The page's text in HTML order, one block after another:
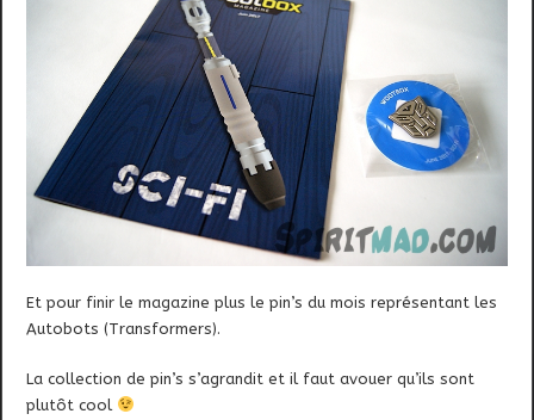
Et pour finir le magazine plus le pin’s du mois représentant les
Autobots (Transformers).
La collection de pin’s s’agrandit et il faut avouer qu’ils sont
plutôt cool